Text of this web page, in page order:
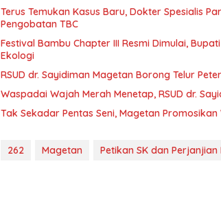
Terus Temukan Kasus Baru, Dokter Spesialis
Pengobatan TBC
Festival Bambu Chapter III Resmi Dimulai,
Ekologi
RSUD dr. Sayidiman Magetan Borong Telur
Waspadai Wajah Merah Menetap, RSUD dr.
Tak Sekadar Pentas Seni, Magetan
262 Magetan Petikan SK dan Perjanjian